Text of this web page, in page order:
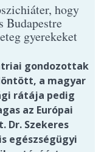
hogy
Budapestre
gyerekeket
gondozottak
a magyar
rátája pedig
az Európai
Dr. Szekeres
egészségügyi